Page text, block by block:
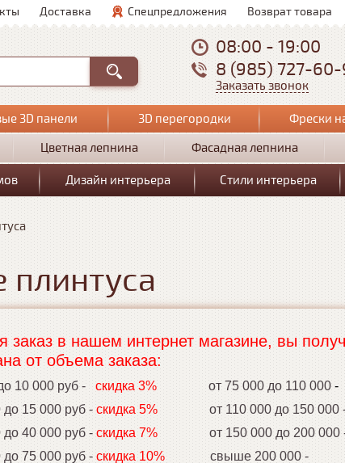
Доставка Спецпредложения Возврат товара
08:00 - 19:00
8 (985) 727-
Заказать звонок
3D панели 3D перегородки Фрески
Цветная лепнина Фасадная лепнина
Дизайн интерьера Стили интерьера
в нашем интернет магазине, вы
от объема заказа:
10 000 руб - скидка 3% от 75 000 до 110 000 -
15 000 руб - скидка 5% от 110 000 до 150 000
40 000 руб - скидка 7% от 150 000 до 200 000
75 000 руб - скидка 10% свыше 200 000 -